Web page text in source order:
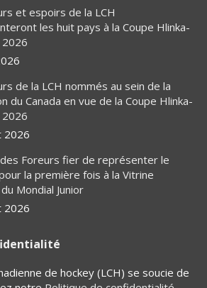
et espoirs de la LCH
les huit pays à la Coupe Hlinka-
de la LCH nommés au sein de la
du Canada en vue de la Coupe Hlinka-
2026
Foreurs fier de représenter le
la première fois à la Vitrine
Mondial Junior
2026
de hockey (LCH) se soucie de